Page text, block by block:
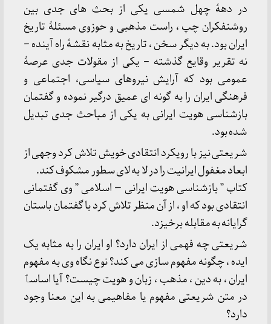
در دهۀ چهل شمسی یکی از بحث های جدی بین
روشنفکران چپ ، راست مذهبی و حوزوی مسئلۀ تاریخ
ایران بود. به دیگر سخن ، تاریخ به مثابه نقشۀ راه آینده –
نه تقریر وقایع گذشته – یکی از مقولات جدی عرصۀ
عمومی بود که آرایش نیروهای سیاسی، اجتماعی و
فرهنگی ایران را به گونه ای عمیق درگیر نموده و گفتمان
بازشناسی هویت ایرانی به یکی از مباحث جدی تبدیل
شده بود.
شریعتی نیز با رویکرد انتقادی خویش تلاش کرد وجهی از
ابعاد مغفول ایرانیت را در لا به لای سطور مشکوف کند.
کتاب ” بازشناسی هویت ایرانی — اسلامی ” وی گفتمانی
انتقادی بود که او ، از آن منظر تلاش کرد با گفتمان باستان
گرایانه به مقابله برخیزد.
شریعتی چه فهمی از ایران دارد؟ او ایران را به مثابه یک
ایده ، چگونه مفهوم سازی می کند؟ نوع نگاه وی به مفهوم
ایران ، به دین ، مذهب ، زبان و هویت چیست؟ آیا اساسٱ
در متن شریعتی مفهوم یا مفاهیمی به این معنا وجود
دارد؟